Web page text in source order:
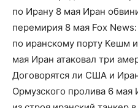
по Ирану 8 мая Иран
перемирия 8 мая Fox
по иранскому порту Кешм
мая Иран атаковал три
Договорятся ли США и
Ормузского пролива 6